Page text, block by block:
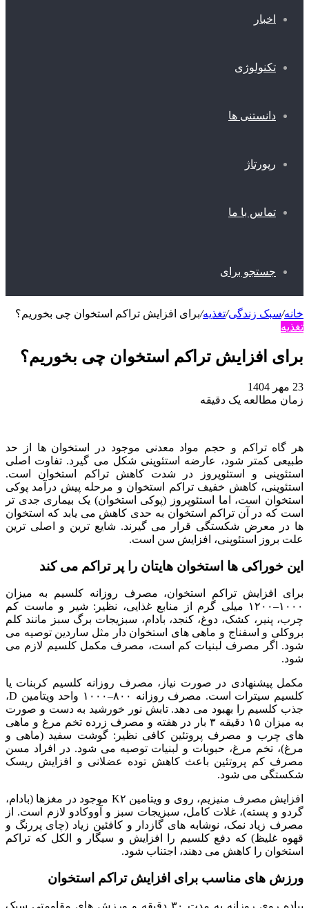
اخبار
تکنولوژی
دانستنی ها
رپورتاژ
تماس با ما
جستجو برای
خانه/سبک زندگی/تغذیه/برای افزایش تراکم استخوان چی بخوریم؟
تغذیه
برای افزایش تراکم استخوان چی بخوریم؟
23 مهر 1404
زمان مطالعه یک دقیقه
هر گاه تراکم و حجم مواد معدنی موجود در استخوان‌ ها از حد
طبیعی کمتر شود، عارضه استئوپنی شکل می‌ گیرد. تفاوت اصلی
استئوپنی و استئوپروز در شدت کاهش تراکم استخوان است.
استئوپنی، کاهش خفیف تراکم استخوان و مرحله پیش‌ درآمد پوکی
استخوان است، اما استئوپروز (پوکی استخوان) یک بیماری جدی‌ تر
است که در آن تراکم استخوان به حدی کاهش می‌ یابد که استخوان‌
ها در معرض شکستگی قرار می‌ گیرند. شایع ترین و اصلی ترین
علت بروز استئوپنی، افزایش سن است.
این خوراکی ها استخوان‌ هایتان را پر تراکم می‌ کند
برای افزایش تراکم استخوان، مصرف روزانه کلسیم به میزان
۱۰۰۰–۱۲۰۰ میلی‌ گرم از منابع غذایی، نظیر: شیر و ماست کم‌
چرب، پنیر، کشک، دوغ، کنجد، بادام، سبزیجات برگ سبز مانند کلم
بروکلی و اسفناج و ماهی‌ های استخوان‌ دار مثل ساردین توصیه می‌
شود. اگر مصرف لبنیات کم است، مصرف مکمل کلسیم لازم می‌
شود.
مکمل پیشنهادی در صورت نیاز، مصرف روزانه کلسیم کربنات یا
کلسیم سیترات است. مصرف روزانه ۸۰۰–۱۰۰۰ واحد ویتامین D،
جذب کلسیم را بهبود می‌ دهد. تابش نور خورشید به دست و صورت
به میزان ۱۵ دقیقه ۳ بار در هفته و مصرف زرده تخم‌ مرغ و ماهی‌
های چرب و مصرف پروتئین کافی نظیر: گوشت سفید (ماهی و
مرغ)، تخم مرغ، حبوبات و لبنیات توصیه می‌ شود. در افراد مسن
مصرف کم پروتئین باعث کاهش توده عضلانی و افزایش ریسک
شکستگی می‌ شود.
افزایش مصرف منیزیم، روی و ویتامین K۲ موجود در مغزها (بادام،
گردو و پسته)، غلات کامل، سبزیجات سبز و آووکادو لازم است. از
مصرف زیاد نمک، نوشابه‌ های گازدار و کافئین زیاد (چای پررنگ و
قهوه غلیظ) که دفع کلسیم را افزایش و سیگار و الکل که تراکم
استخوان را کاهش می‌ دهند، اجتناب شود.
ورزش‌ های مناسب برای افزایش تراکم استخوان
پیاده‌ روی روزانه به مدت ۳۰ دقیقه و ورزش‌ های مقاومتی سبک